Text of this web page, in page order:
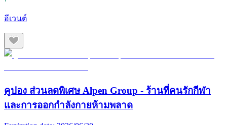
อีเวนต์
คูปอง ส่วนลดพิเศษ Alpen Group - ร้านที่คนรักกีฬา
และการออกกำลังกายห้ามพลาด